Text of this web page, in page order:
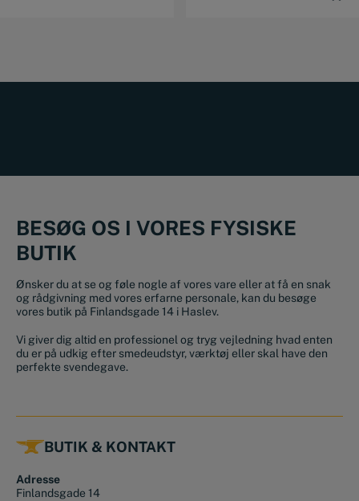
BESØG OS I VORES FYSISKE
BUTIK
Ønsker du at se og føle nogle af vores vare eller at få en snak
og rådgivning med vores erfarne personale, kan du besøge
vores butik på Finlandsgade 14 i Haslev.
Vi giver dig altid en professionel og tryg vejledning hvad enten
du er på udkig efter smedeudstyr, værktøj eller skal have den
perfekte svendegave.
BUTIK & KONTAKT
Adresse
Finlandsgade 14